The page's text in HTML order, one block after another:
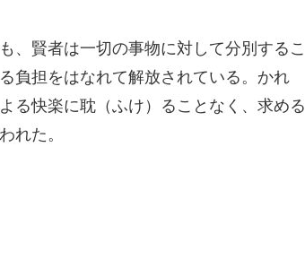
、賢者は一切の事物に対して分別するこ
負担をはなれて解放されている。かれ
る快楽に耽（ふけ）ることなく、求める
れた。